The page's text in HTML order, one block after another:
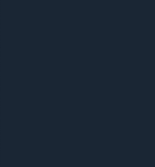
Генерируем
(Часто
категорий,
редактор
соответствовал
экспертность,